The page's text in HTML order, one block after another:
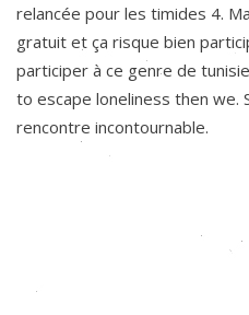
relancée pour les timides 4.
gratuit et ça risque bien
participer à ce genre de
to escape loneliness then we.
rencontre incontournable.